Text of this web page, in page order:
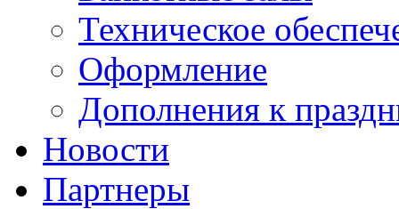
Техническое
Оформление
Дополнения к
Новости
Партнеры